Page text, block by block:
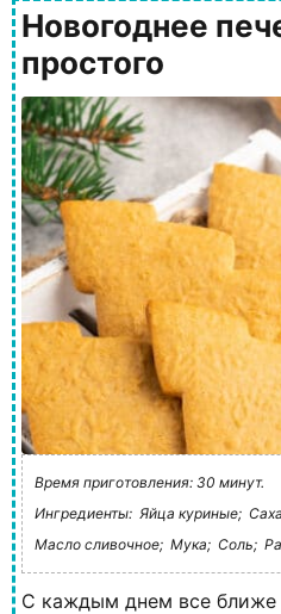
Новогоднее
простого
Время приготовления: 30 минут.
Ингредиенты: Яйца куриные;
Масло сливочное; Мука; Соль;
С каждым днем все ближе